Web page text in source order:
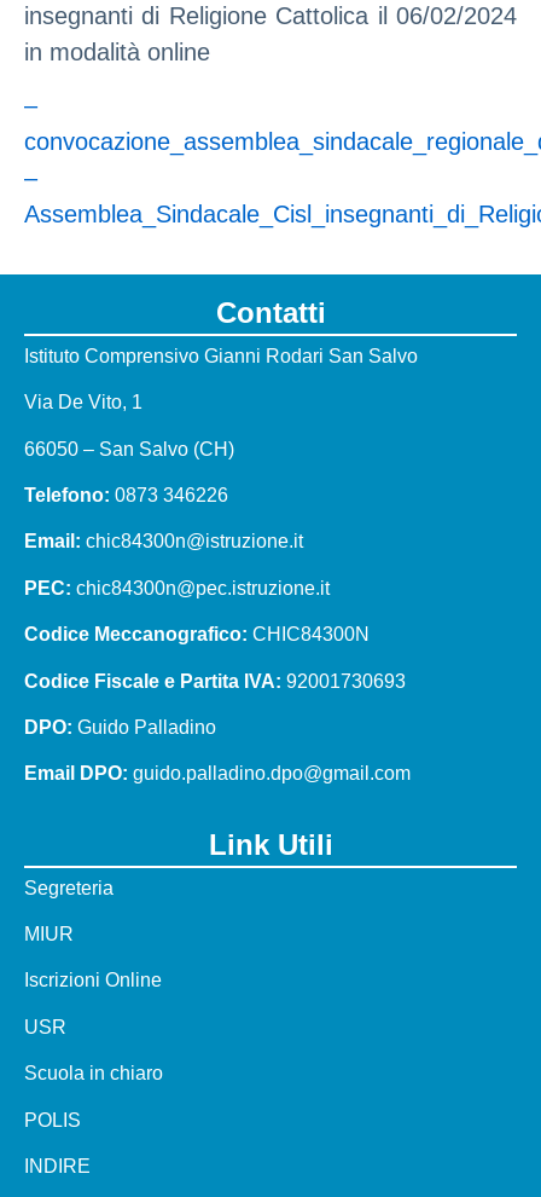
insegnanti di Religione Cattolica il 06/02/2024
in modalità online
–
–
Contatti
Istituto Comprensivo Gianni Rodari San Salvo
Via De Vito, 1
66050 – San Salvo (CH)
Telefono: 0873 346226
Email: chic84300n@istruzione.it
PEC: chic84300n@pec.istruzione.it
Codice Meccanografico: CHIC84300N
Codice Fiscale e Partita IVA: 92001730693
DPO: Guido Palladino
Email DPO: guido.palladino.dpo@gmail.com
Link Utili
Segreteria
MIUR
Iscrizioni Online
USR
Scuola in chiaro
POLIS
INDIRE